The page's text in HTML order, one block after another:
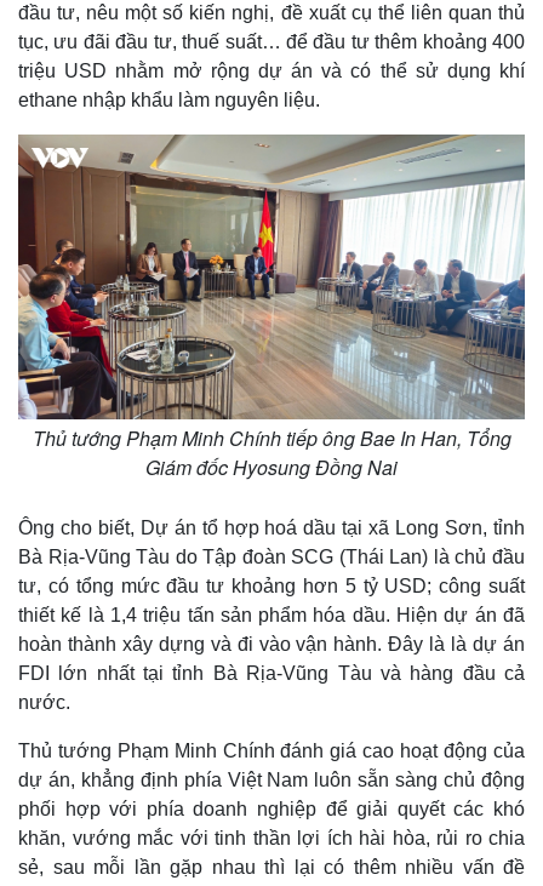
Thế giới
Multimedia
đầu tư, nêu một số kiến nghị, đề xuất cụ thể liên quan thủ
tục, ưu đãi đầu tư, thuế suất… để đầu tư thêm khoảng 400
triệu USD nhằm mở rộng dự án và có thể sử dụng khí
ethane nhập khẩu làm nguyên liệu.
Thủ tướng Phạm Minh Chính tiếp ông Bae In Han, Tổng
Giám đốc Hyosung Đồng Nai
Ông cho biết, Dự án tổ hợp hoá dầu tại xã Long Sơn, tỉnh
Bà Rịa-Vũng Tàu do Tập đoàn SCG (Thái Lan) là chủ đầu
tư, có tổng mức đầu tư khoảng hơn 5 tỷ USD; công suất
thiết kế là 1,4 triệu tấn sản phẩm hóa dầu. Hiện dự án đã
hoàn thành xây dựng và đi vào vận hành. Đây là là dự án
FDI lớn nhất tại tỉnh Bà Rịa-Vũng Tàu và hàng đầu cả
nước.
Thủ tướng Phạm Minh Chính đánh giá cao hoạt động của
dự án, khẳng định phía Việt Nam luôn sẵn sàng chủ động
phối hợp với phía doanh nghiệp để giải quyết các khó
khăn, vướng mắc với tinh thần lợi ích hài hòa, rủi ro chia
sẻ, sau mỗi lần gặp nhau thì lại có thêm nhiều vấn đề